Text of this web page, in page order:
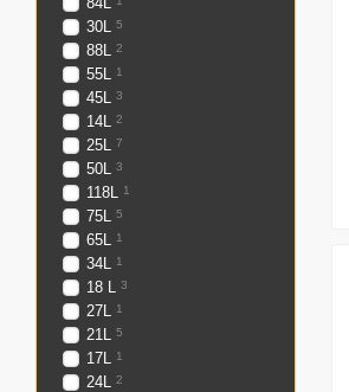
30L 5
88L 2
55L 1
45L 3
14L 2
25L 7
50L 3
118L 1
75L 5
65L 1
34L 1
18 L 3
27L 1
21L 5
17L 1
24L 2